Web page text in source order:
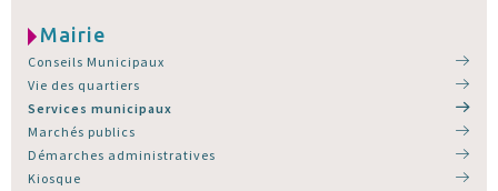
Mairie
Conseils Municipaux
Vie des quartiers
Services municipaux
Marchés publics
Démarches administratives
Kiosque